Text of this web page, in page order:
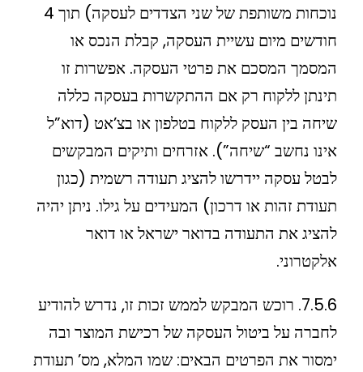
נוכחות משותפת של שני הצדדים לעסקה) תוך 4
חודשים מיום עשיית העסקה, קבלת הנכס או
המסמך המסכם את פרטי העסקה. אפשרות זו
תינתן ללקוח רק אם ההתקשרות בעסקה כללה
שיחה בין העסק ללקוח בטלפון או בצ’אט (דוא”ל
אינו נחשב “שיחה”). אזרחים ותיקים המבקשים
לבטל עסקה יידרשו להציג תעודה רשמית (כגון
תעודת זהות או דרכון) המעידים על גילו. ניתן יהיה
להציג את התעודה בדואר ישראל או דואר
אלקטרוני.
7.5.6. רוכש המבקש לממש זכות זו, נדרש להודיע
לחברה על ביטול העסקה של רכישת המוצר ובה
ימסור את הפרטים הבאים: שמו המלא, מס’ תעודת